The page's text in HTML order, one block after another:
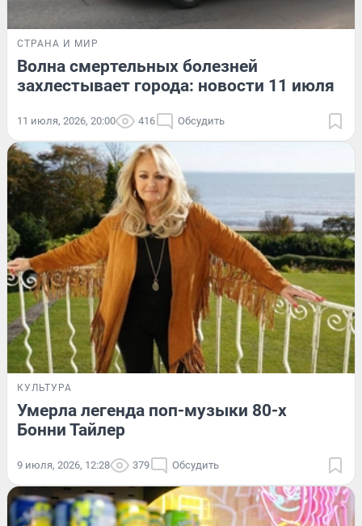
СТРАНА И МИР
Волна смертельных болезней
захлестывает города: новости 11 июля
11 июля, 2026, 20:00 416 Обсудить
КУЛЬТУРА
Умерла легенда поп-музыки 80-х
Бонни Тайлер
9 июля, 2026, 12:28 379 Обсудить